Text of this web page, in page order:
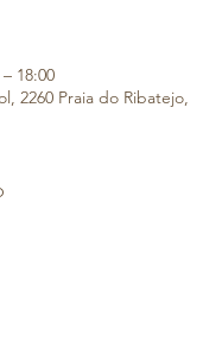
18:00
2260 Praia do Ribatejo,